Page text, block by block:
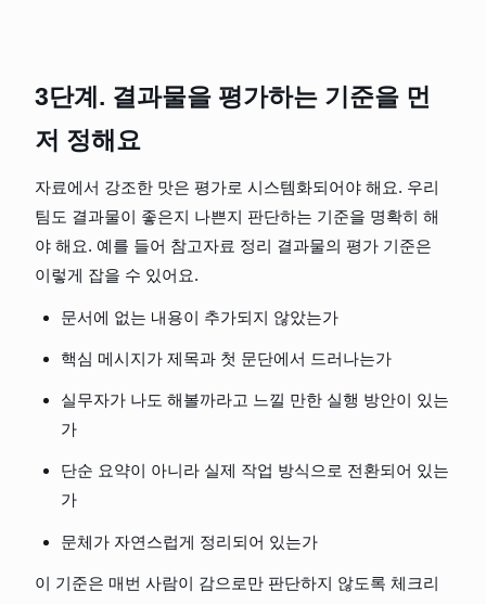
3단계. 결과물을 평가하는 기준을 먼
저 정해요
자료에서 강조한 맛은 평가로 시스템화되어야 해요. 우리
팀도 결과물이 좋은지 나쁜지 판단하는 기준을 명확히 해
야 해요. 예를 들어 참고자료 정리 결과물의 평가 기준은
이렇게 잡을 수 있어요.
문서에 없는 내용이 추가되지 않았는가
핵심 메시지가 제목과 첫 문단에서 드러나는가
실무자가 나도 해볼까라고 느낄 만한 실행 방안이 있는
가
단순 요약이 아니라 실제 작업 방식으로 전환되어 있는
가
문체가 자연스럽게 정리되어 있는가
이 기준은 매번 사람이 감으로만 판단하지 않도록 체크리